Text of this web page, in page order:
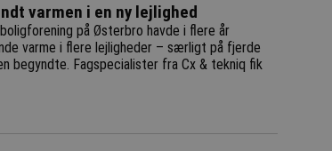
varmen i en ny lejlighed
på Østerbro havde i flere år
varme i flere lejligheder – særligt på fjerde
begyndte. Fagspecialister fra Cx & tekniq fik